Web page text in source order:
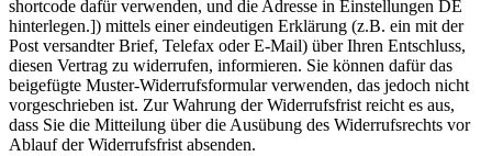
shortcode dafür verwenden, und die Adresse in Einstellungen DE
hinterlegen.]) mittels einer eindeutigen Erklärung (z.B. ein mit der
Post versandter Brief, Telefax oder E-Mail) über Ihren Entschluss,
diesen Vertrag zu widerrufen, informieren. Sie können dafür das
beigefügte Muster-Widerrufsformular verwenden, das jedoch nicht
vorgeschrieben ist. Zur Wahrung der Widerrufsfrist reicht es aus,
dass Sie die Mitteilung über die Ausübung des Widerrufsrechts vor
Ablauf der Widerrufsfrist absenden.